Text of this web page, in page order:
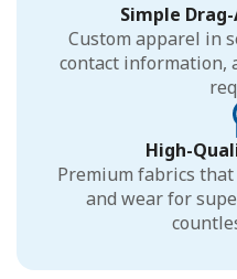
Simple
Custom apparel in
contact information,
High-
Premium fabrics
and wear for